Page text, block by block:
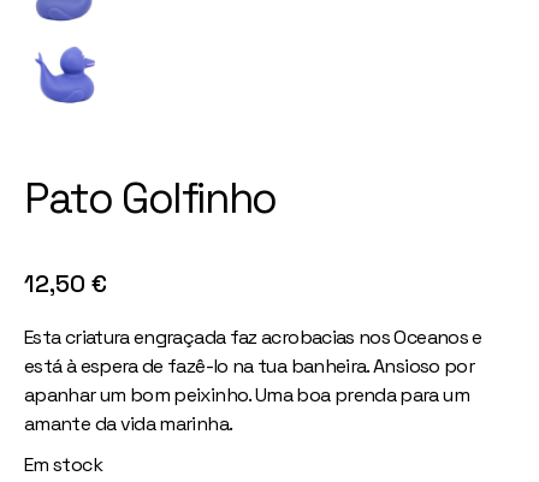
Pato Golfinho
12,50 €
Esta criatura engraçada faz acrobacias nos Oceanos e
está à espera de fazê-lo na tua banheira. Ansioso por
apanhar um bom peixinho. Uma boa prenda para um
amante da vida marinha.
Em stock